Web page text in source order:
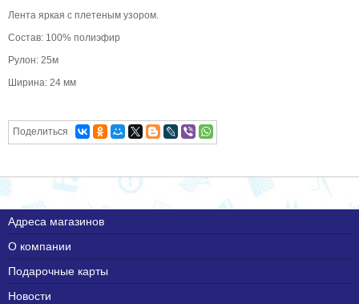
Лента яркая с плетеным узором.
Состав: 100% полиэфир
Рулон: 25м
Ширина: 24 мм
Поделиться
Адреса магазинов
О компании
Подарочные карты
Новости